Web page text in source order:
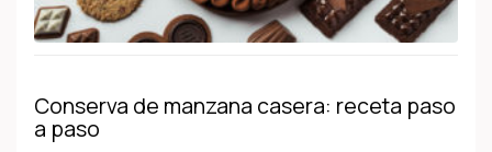
Conserva de manzana casera: receta paso
a paso